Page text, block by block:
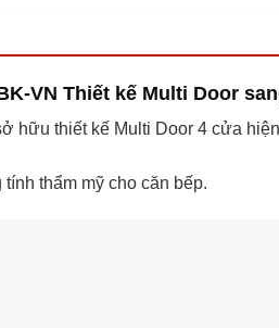
VN Thiết kế Multi Door
hữu thiết kế Multi Door 4 cửa
thẩm mỹ cho căn bếp.